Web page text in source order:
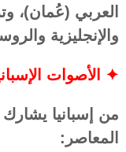
العربي (عُمان)،
والإنجليزية
✦ الأصوات
من إسبانيا
المعاصر: